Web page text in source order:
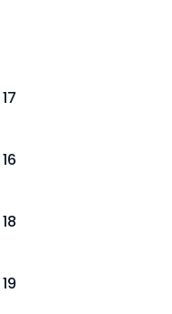
17
16
18
19